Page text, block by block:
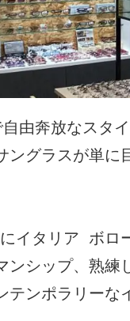
由奔放なスタ
ングラスが単
イタリア ボロ
ンシップ、熟練
テンポラリーな